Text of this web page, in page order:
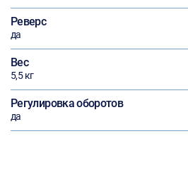
Реверс
да
Вес
5,5 кг
Регулировка оборотов
да